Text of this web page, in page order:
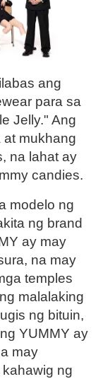
ang
para sa
Jelly." Ang
at mukhang
na lahat ay
candies.
modelo ng
ng brand
ay may
na may
temples
malalaking
ng bituin,
YUMMY ay
may
ng